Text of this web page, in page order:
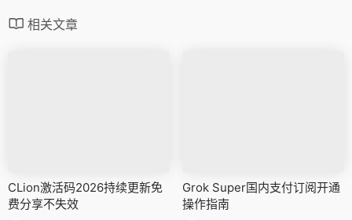
相关文章
CLion激活码2026持续更新免
费分享不失效
Grok Super国内支付订阅开通
操作指南